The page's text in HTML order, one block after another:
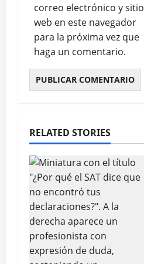
correo electrónico y sitio
web en este navegador
para la próxima vez que
haga un comentario.
RELATED STORIES